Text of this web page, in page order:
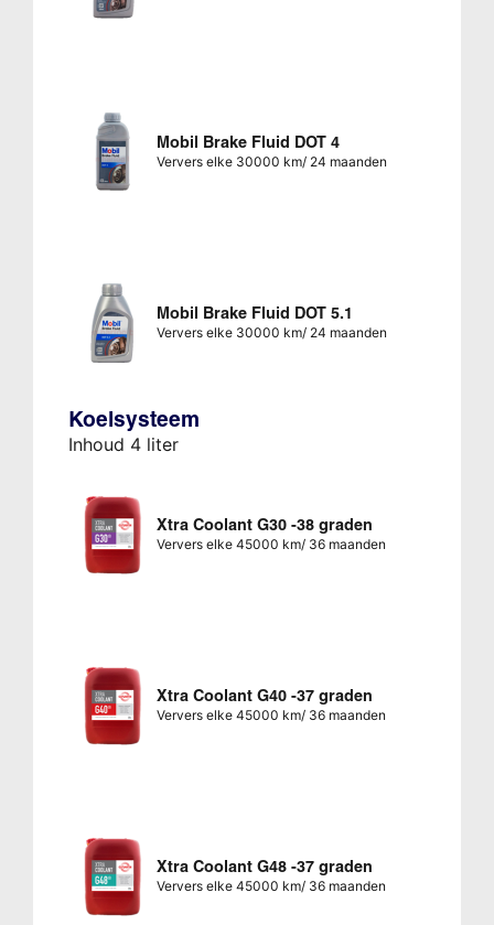
Mobil Brake Fluid DOT 4
Ververs elke 30000 km/ 24 maanden
Mobil Brake Fluid DOT 5.1
Ververs elke 30000 km/ 24 maanden
Koelsysteem
Inhoud 4 liter
Xtra Coolant G30 -38 graden
Ververs elke 45000 km/ 36 maanden
Xtra Coolant G40 -37 graden
Ververs elke 45000 km/ 36 maanden
Xtra Coolant G48 -37 graden
Ververs elke 45000 km/ 36 maanden